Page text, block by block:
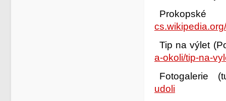
Tip na výlet
a-okoli/tip-na-
Fotogalerie
udoli